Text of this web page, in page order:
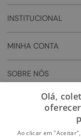
INSTITUCIONAL
MINHA CONTA
SOBRE NÓS
Olá,
Ao clicar em